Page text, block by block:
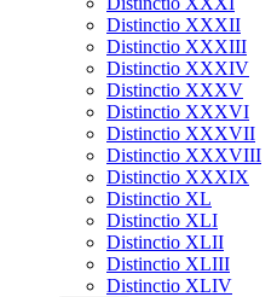
Distinctio XXXII
Distinctio XXXIII
Distinctio XXXIV
Distinctio XXXV
Distinctio XXXVI
Distinctio XXXVII
Distinctio XXXVIII
Distinctio XXXIX
Distinctio XL
Distinctio XLI
Distinctio XLII
Distinctio XLIII
Distinctio XLIV